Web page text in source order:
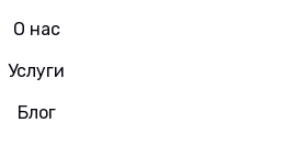
О нас
Услуги
Блог